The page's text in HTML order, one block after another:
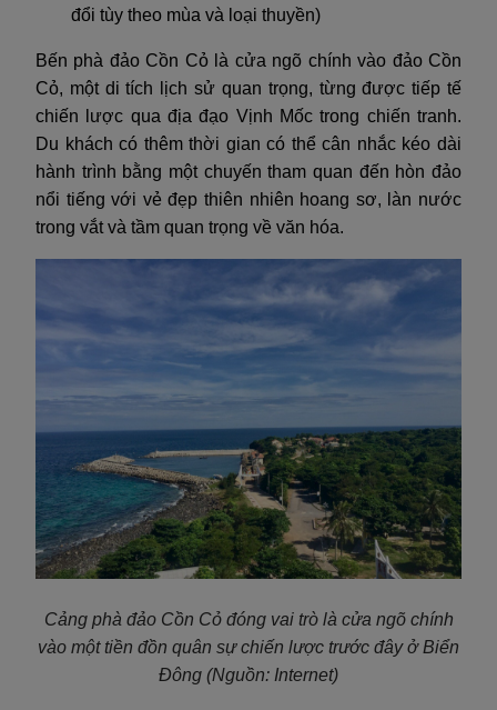
đổi tùy theo mùa và loại thuyền)
Bến phà đảo Cồn Cỏ là cửa ngõ chính vào đảo Cồn
Cỏ, một di tích lịch sử quan trọng, từng được tiếp tế
chiến lược qua địa đạo Vịnh Mốc trong chiến tranh.
Du khách có thêm thời gian có thể cân nhắc kéo dài
hành trình bằng một chuyến tham quan đến hòn đảo
nổi tiếng với vẻ đẹp thiên nhiên hoang sơ, làn nước
trong vắt và tầm quan trọng về văn hóa.
Cảng phà đảo Cồn Cỏ đóng vai trò là cửa ngõ chính
vào một tiền đồn quân sự chiến lược trước đây ở Biển
Đông (Nguồn: Internet)